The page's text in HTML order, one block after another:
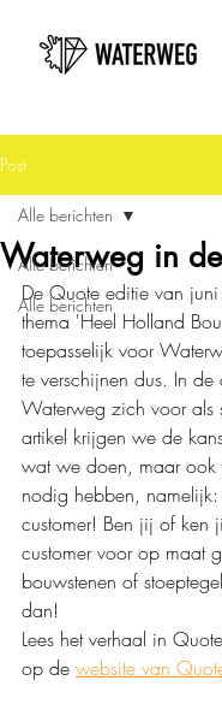
Post
Alle berichten
Alle berichten
Alle berichten
Waterweg in
De Quote editie van
thema 'Heel Holland
toepasselijk voor
te verschijnen dus. In de
Waterweg zich voor als
artikel krijgen we de
wat we doen, maar ook
nodig hebben,
customer! Ben jij of ken
customer voor op maat
bouwstenen of
dan!
Lees het verhaal in
op de website van